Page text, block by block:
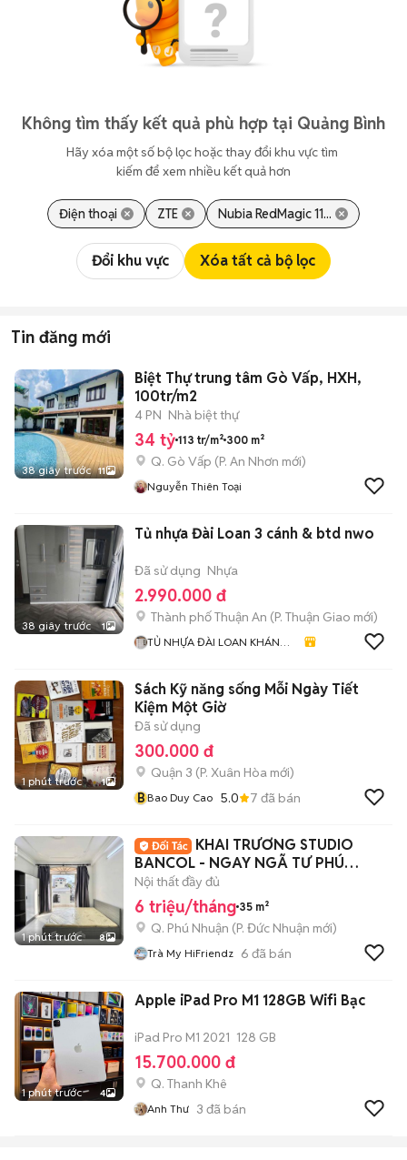
Không tìm thấy kết quả phù hợp tại Quảng Bình
Hãy xóa một số bộ lọc hoặc thay đổi khu vực tìm
kiếm để xem nhiều kết quả hơn
Điện thoại ZTE Nubia RedMagic 11...
Đổi khu vực Xóa tất cả bộ lọc
Tin đăng mới
38 giây trước 11
Biệt Thự trung tâm Gò Vấp, HXH,
100tr/m2
4 PN Nhà biệt thự
34 tỷ 113 tr/m² 300 m²
Q. Gò Vấp (P. An Nhơn mới)
Nguyễn Thiên Toại
38 giây trước 1
Tủ nhựa Đài Loan 3 cánh & btd nwo
Đã sử dụng Nhựa
2.990.000 đ
Thành phố Thuận An (P. Thuận Giao mới)
TỦ NHỰA ĐÀI LOAN KHÁNH
1 phút trước 1
Sách Kỹ năng sống Mỗi Ngày Tiết
Kiệm Một Giờ
Đã sử dụng
300.000 đ
Quận 3 (P. Xuân Hòa mới)
BBao Duy Cao 5.0 7 đã bán
1 phút trước 8
KHAI TRƯƠNG STUDIO
BANCOL - NGAY NGÃ TƯ PHÚ
NHUẬN
Nội thất đầy đủ
6 triệu/tháng 35 m²
Q. Phú Nhuận (P. Đức Nhuận mới)
Trà My HiFriendz 6 đã bán
1 phút trước 4
Apple iPad Pro M1 128GB Wifi Bạc
iPad Pro M1 2021 128 GB
15.700.000 đ
Q. Thanh Khê
Anh Thư 3 đã bán